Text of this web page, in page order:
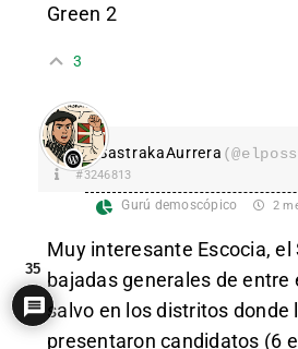
Green 2
3
SastrakaAurrera
#3246813
Gurú demoscópico 2
Muy interesante Escocia, el
bajadas generales de entre
salvo en los distritos donde
presentaron candidatos (6
35